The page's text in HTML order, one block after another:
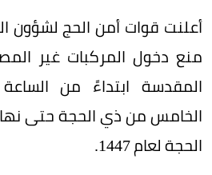
أعلنت قوات أمن الحج لشؤون
منع دخول المركبات غير
الحجة لعام 1447.